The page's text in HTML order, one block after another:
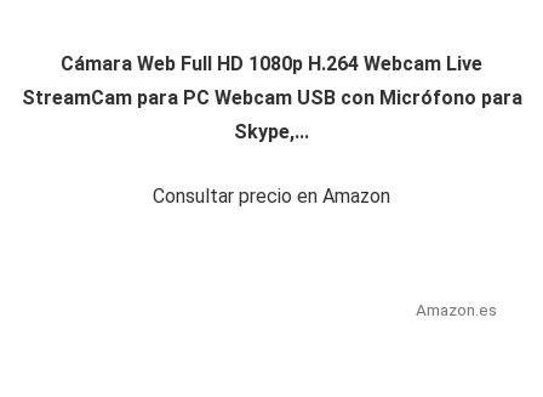
Cámara Web Full HD 1080p H.264 Webcam Live
StreamCam para PC Webcam USB con Micrófono para
Skype,...
Consultar precio en Amazon
Amazon.es